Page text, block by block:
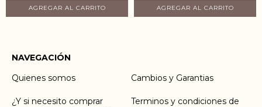
NAVEGACIÓN
Quienes somos
Cambios y Garantias
¿Y si necesito comprar
Terminos y condiciones de